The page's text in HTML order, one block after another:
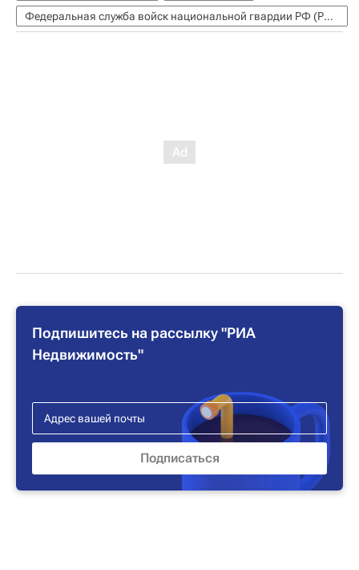
Федеральная служба войск национальной гвардии РФ (Росгвардия)
Подпишитесь на рассылку "РИА
Недвижимость"